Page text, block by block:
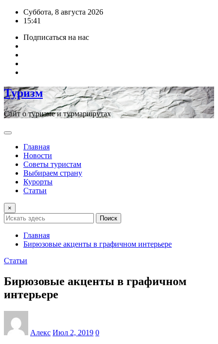
ПерейтиСуббота, 8 августа 2026
15:41
Подписаться на нас
Туризм
Сайт о туризме и турмаршрутах
Главная
Новости
Советы туристам
Выбираем страну
Курорты
Статьи
×
Поиск
Главная
Бирюзовые акценты в графичном интерьере
Статьи
Бирюзовые акценты в графичном
интерьере
Алекс Июл 2, 2019 0